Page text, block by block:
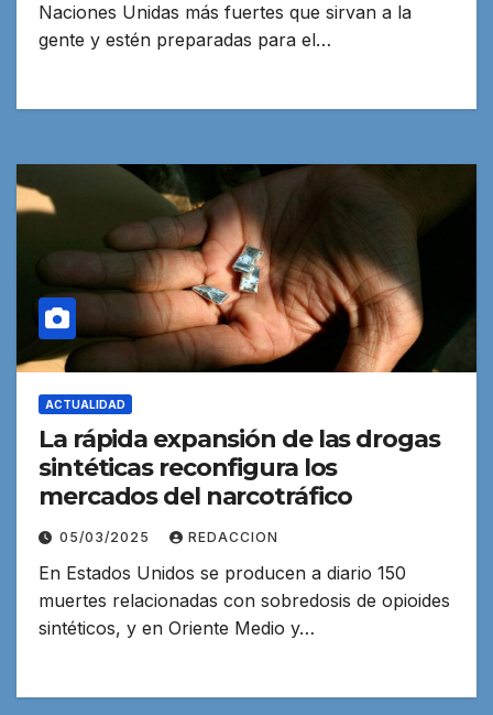
Naciones Unidas más fuertes que sirvan a la
gente y estén preparadas para el…
ACTUALIDAD
La rápida expansión de las drogas
sintéticas reconfigura los
mercados del narcotráfico
05/03/2025 REDACCION
En Estados Unidos se producen a diario 150
muertes relacionadas con sobredosis de opioides
sintéticos, y en Oriente Medio y…